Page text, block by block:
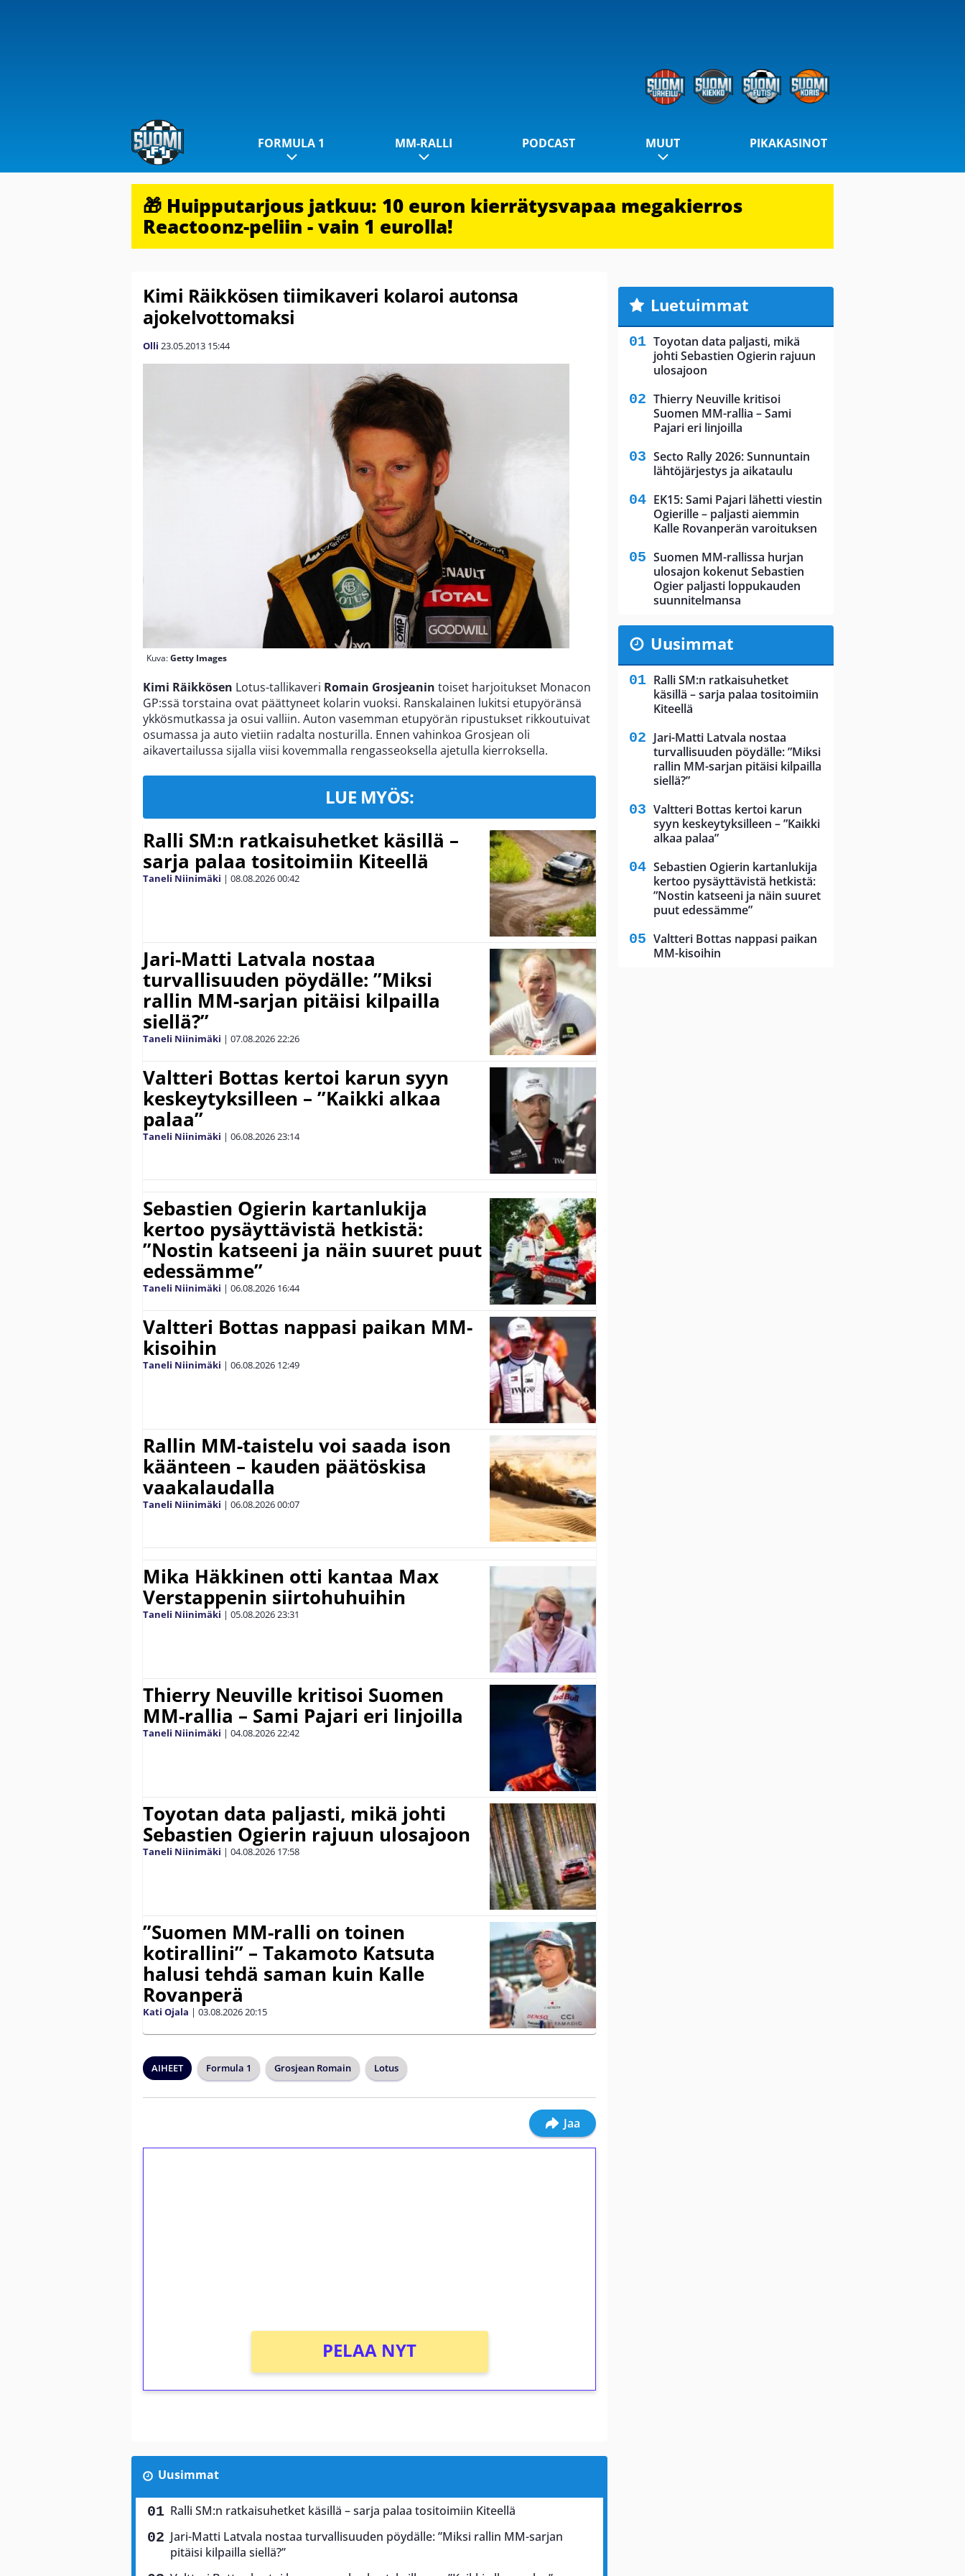
FORMULA 1 MM-RALLI PODCAST MUUT PIKAKASINOT
🎁 Huipputarjous jatkuu: 10 euron kierrätysvapaa megakierros
Reactoonz-peliin - vain 1 eurolla!
Kimi Räikkösen tiimikaveri kolaroi autonsa
ajokelvottomaksi
Olli 23.05.2013 15:44
Kuva:Getty Images
Kimi Räikkösen Lotus-tallikaveri Romain Grosjeanin toiset harjoitukset Monacon
GP:ssä torstaina ovat päättyneet kolarin vuoksi. Ranskalainen lukitsi etupyöränsä
ykkösmutkassa ja osui valliin. Auton vasemman etupyörän ripustukset rikkoutuivat
osumassa ja auto vietiin radalta nosturilla. Ennen vahinkoa Grosjean oli
aikavertailussa sijalla viisi kovemmalla rengasseoksella ajetulla kierroksella.
LUE MYÖS:
Ralli SM:n ratkaisuhetket käsillä –
sarja palaa tositoimiin Kiteellä
Taneli Niinimäki | 08.08.202600:42
Jari-Matti Latvala nostaa
turvallisuuden pöydälle: ”Miksi
rallin MM-sarjan pitäisi kilpailla
siellä?”
Taneli Niinimäki | 07.08.202622:26
Valtteri Bottas kertoi karun syyn
keskeytyksilleen – ”Kaikki alkaa
palaa”
Taneli Niinimäki | 06.08.202623:14
Sebastien Ogierin kartanlukija
kertoo pysäyttävistä hetkistä:
”Nostin katseeni ja näin suuret puut
edessämme”
Taneli Niinimäki | 06.08.2026 16:44
Valtteri Bottas nappasi paikan MM-
kisoihin
Taneli Niinimäki | 06.08.2026 12:49
Rallin MM-taistelu voi saada ison
käänteen – kauden päätöskisa
vaakalaudalla
Taneli Niinimäki | 06.08.202600:07
Mika Häkkinen otti kantaa Max
Verstappenin siirtohuhuihin
Taneli Niinimäki | 05.08.202623:31
Thierry Neuville kritisoi Suomen
MM-rallia – Sami Pajari eri linjoilla
Taneli Niinimäki | 04.08.202622:42
Toyotan data paljasti, mikä johti
Sebastien Ogierin rajuun ulosajoon
Taneli Niinimäki | 04.08.2026 17:58
”Suomen MM-ralli on toinen
kotirallini” – Takamoto Katsuta
halusi tehdä saman kuin Kalle
Rovanperä
Kati Ojala | 03.08.202620:15
AIHEET Formula 1 Grosjean Romain Lotus
Jaa
PELAA NYT
Uusimmat
Ralli SM:n ratkaisuhetket käsillä – sarja palaa tositoimiin Kiteellä
Jari-Matti Latvala nostaa turvallisuuden pöydälle: ”Miksi rallin MM-sarjan
pitäisi kilpailla siellä?”
Luetuimmat
Toyotan data paljasti, mikä
johti Sebastien Ogierin rajuun
ulosajoon
Thierry Neuville kritisoi
Suomen MM-rallia – Sami
Pajari eri linjoilla
Secto Rally 2026: Sunnuntain
lähtöjärjestys ja aikataulu
EK15: Sami Pajari lähetti viestin
Ogierille – paljasti aiemmin
Kalle Rovanperän varoituksen
Suomen MM-rallissa hurjan
ulosajon kokenut Sebastien
Ogier paljasti loppukauden
suunnitelmansa
Uusimmat
Ralli SM:n ratkaisuhetket
käsillä – sarja palaa tositoimiin
Kiteellä
Jari-Matti Latvala nostaa
turvallisuuden pöydälle: ”Miksi
rallin MM-sarjan pitäisi kilpailla
siellä?”
Valtteri Bottas kertoi karun
syyn keskeytyksilleen – ”Kaikki
alkaa palaa”
Sebastien Ogierin kartanlukija
kertoo pysäyttävistä hetkistä:
”Nostin katseeni ja näin suuret
puut edessämme”
Valtteri Bottas nappasi paikan
MM-kisoihin